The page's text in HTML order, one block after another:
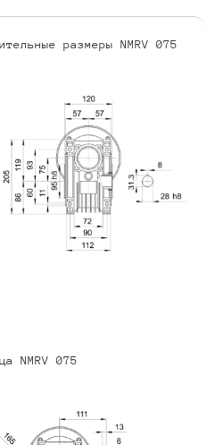
размеры NMRV 075
NMRV 075